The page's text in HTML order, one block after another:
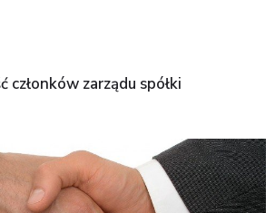
zarządu spółki